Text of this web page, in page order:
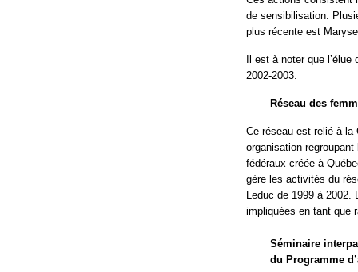
de sensibilisation.
plus récente est
Il est à noter que
2002-2003.
Réseau des
Ce réseau est relié à la
organisation
fédéraux créée à
gère les activités du
Leduc de 1999 à 2002.
impliquées en tant que
Séminaire
du Programme